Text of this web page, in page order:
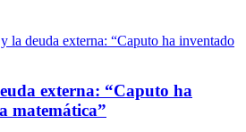
externa: “Caputo ha
matemática”